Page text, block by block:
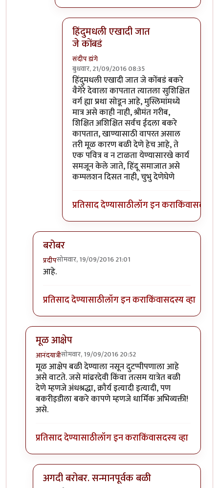
हिंदुमधली एखादी जात
जे कोंबडं
संदीप डांगे
बुधवार, 21/09/2016 08:35
In reply toये बात हजम नही हुई. इस्कटून
हिंदुमधली एखादी जात जे कोंबडं बकरे
वैगेरे देवाला कापतात त्यातला सुशिक्षित
वर्ग ह्या प्रथा सोडून आहे, मुस्लिमांमध्ये
मात्र असे काही नाही, श्रीमंत गरीब,
शिक्षित अशिक्षित सर्वच ईदला बकरे
कापतात, खाण्यासाठी वापरत असाल
तरी मूळ कारण बळी देणे हेच आहे, ते
एक पवित्र व न टाळता येण्यासारखे कार्य
समजून केले जाते, हिंदू समाजात असे
कम्पलशन दिसत नाही, चुभु देणेघेणे
प्रतिसाद देण्यासाठीलॉग इन कराकिंवासदस्य
बरोबर
प्रदीपसोमवार, 19/09/2016 21:01
In reply to
आहे.
प्रतिसाद देण्यासाठीलॉग इन कराकिंवासदस्य व्हा
मूळ आक्षेप
आनंदयात्रीसोमवार, 19/09/2016 20:52
In reply toबकऱ्यांचा बळीbyआजानुकर्ण
मूळ आक्षेप बळी देण्याला नसून दुटप्पीपणाला आहे
असे वाटते. जसे मांढरदेवी किंवा तत्सम यात्रेत बळी
देणे म्हणजे अंधश्रद्धा, क्रौर्य इत्यादी इत्यादी, पण
बकरीइडीला बकरे कापणे म्हणजे धार्मिक अभिव्यक्ती!
असे.
प्रतिसाद देण्यासाठीलॉग इन कराकिंवासदस्य व्हा
अगदी बरोबर. सन्मानपूर्वक बळी